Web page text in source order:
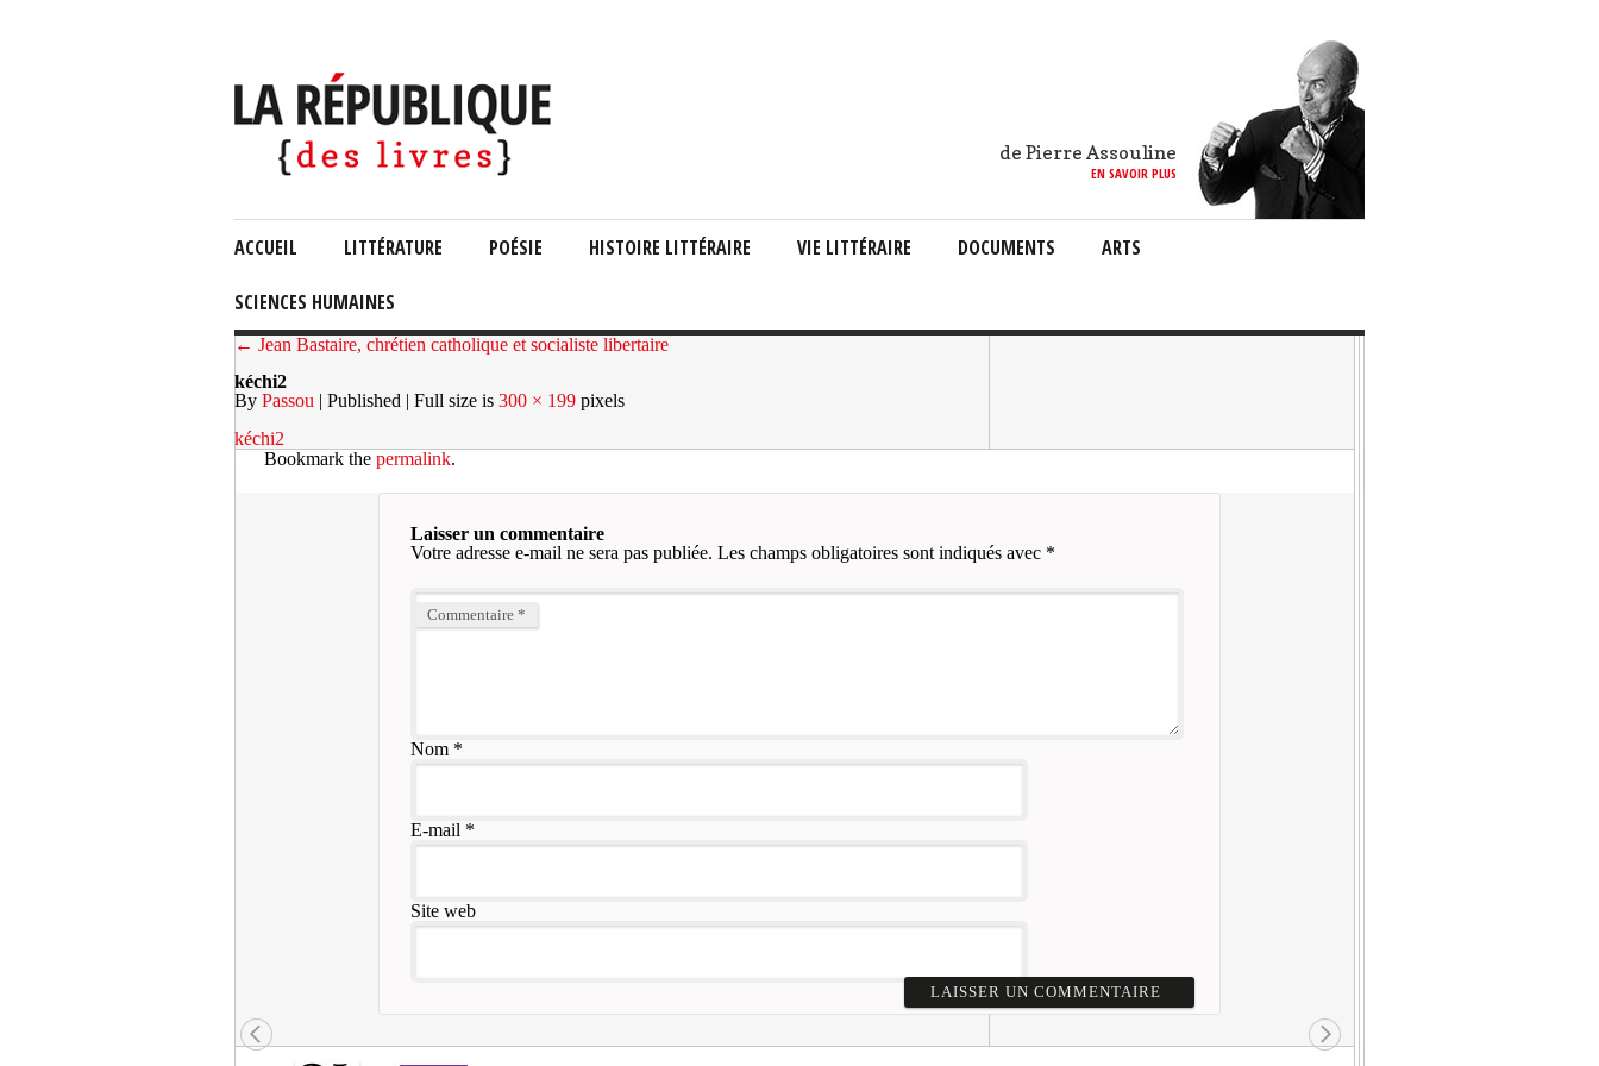
de Pierre Assouline
EN SAVOIR PLUS
ACCUEIL LITTÉRATURE POÉSIE HISTOIRE LITTÉRAIRE VIE LITTÉRAIRE DOCUMENTS ARTS
SCIENCES HUMAINES
← Jean Bastaire, chrétien catholique et socialiste libertaire
kéchi2
By Passou | Published | Full size is 300 × 199 pixels
kéchi2
Bookmark the permalink.
Laisser un commentaire
Votre adresse e-mail ne sera pas publiée. Les champs obligatoires sont indiqués avec *
Commentaire *
Nom*
E-mail *
Site web